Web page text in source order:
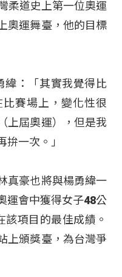
柔道史上第一位奧運
奧運舞臺，他的目標
緯：「其實我覺得比
賽場上，變化性很
上屆奧運），但是我
拚一次。」
真豪也將與楊勇緯一
運會中獲得女子48公
項目的最佳成績。
上頒獎臺，為台灣爭